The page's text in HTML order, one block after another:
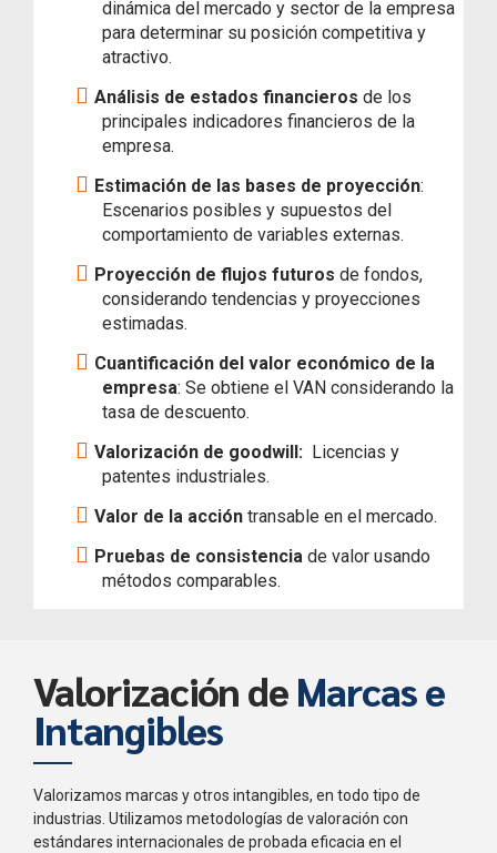
dinámica del mercado y sector de la empresa
para determinar su posición competitiva y
atractivo.
Análisis de estados financieros de los
principales indicadores financieros de la
empresa.
Estimación de las bases de proyección:
Escenarios posibles y supuestos del
comportamiento de variables externas.
Proyección de flujos futuros de fondos,
considerando tendencias y proyecciones
estimadas.
Cuantificación del valor económico de la
empresa: Se obtiene el VAN considerando la
tasa de descuento.
Valorización de goodwill: Licencias y
patentes industriales.
Valor de la acción transable en el mercado.
Pruebas de consistencia de valor usando
métodos comparables.
Valorización de Marcas e
Intangibles
Valorizamos marcas y otros intangibles, en todo tipo de
industrias. Utilizamos metodologías de valoración con
estándares internacionales de probada eficacia en el